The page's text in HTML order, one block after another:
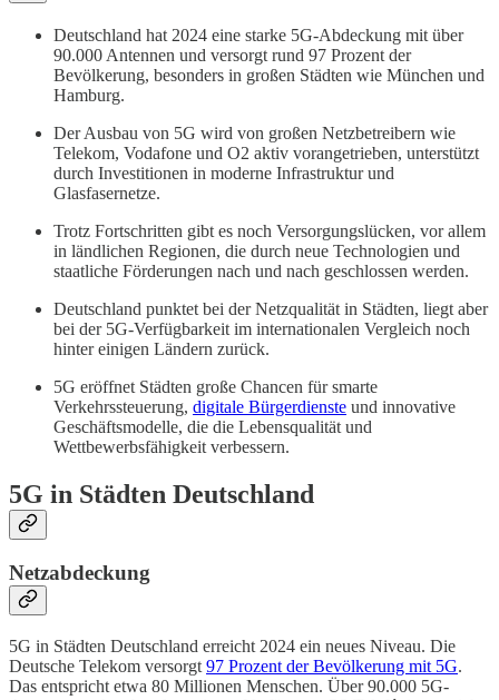
Deutschland hat 2024 eine starke 5G-Abdeckung mit über
90.000 Antennen und versorgt rund 97 Prozent der
Bevölkerung, besonders in großen Städten wie München und
Hamburg.
Der Ausbau von 5G wird von großen Netzbetreibern wie
Telekom, Vodafone und O2 aktiv vorangetrieben, unterstützt
durch Investitionen in moderne Infrastruktur und
Glasfasernetze.
Trotz Fortschritten gibt es noch Versorgungslücken, vor allem
in ländlichen Regionen, die durch neue Technologien und
staatliche Förderungen nach und nach geschlossen werden.
Deutschland punktet bei der Netzqualität in Städten, liegt aber
bei der 5G-Verfügbarkeit im internationalen Vergleich noch
hinter einigen Ländern zurück.
5G eröffnet Städten große Chancen für smarte
Verkehrssteuerung, digitale Bürgerdienste und innovative
Geschäftsmodelle, die die Lebensqualität und
Wettbewerbsfähigkeit verbessern.
5G in Städten Deutschland
Netzabdeckung
5G in Städten Deutschland erreicht 2024 ein neues Niveau. Die
Deutsche Telekom versorgt 97 Prozent der Bevölkerung mit 5G.
Das entspricht etwa 80 Millionen Menschen. Über 90.000 5G-